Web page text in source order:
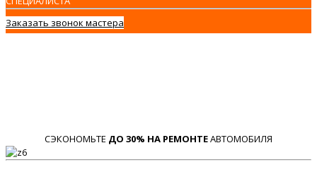
Заказать звонок мастера
СЭКОНОМЬТЕ ДО 30% НА РЕМОНТЕАВТОМОБИЛЯ